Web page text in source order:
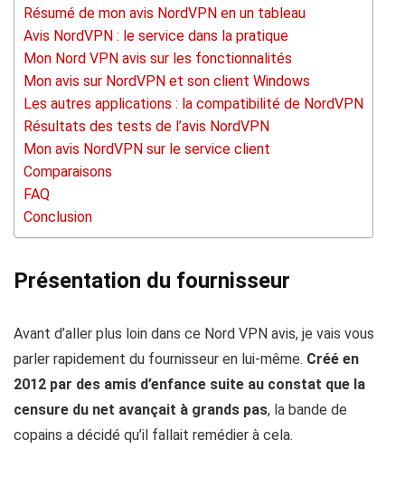
Résumé de mon avis NordVPN en un tableau
Avis NordVPN : le service dans la pratique
Mon Nord VPN avis sur les fonctionnalités
Mon avis sur NordVPN et son client Windows
Les autres applications : la compatibilité de NordVPN
Résultats des tests de l’avis NordVPN
Mon avis NordVPN sur le service client
Comparaisons
FAQ
Conclusion
Présentation du fournisseur
Avant d’aller plus loin dans ce Nord VPN avis, je vais vous
parler rapidement du fournisseur en lui-même. Créé en
2012 par des amis d’enfance suite au constat que la
censure du net avançait à grands pas, la bande de
copains a décidé qu’il fallait remédier à cela.